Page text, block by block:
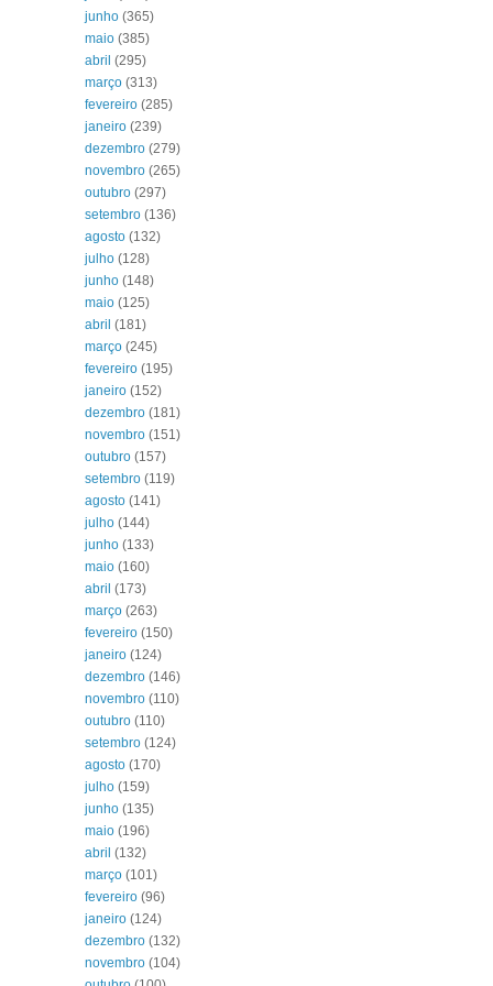
junho (365)
maio (385)
abril (295)
março (313)
fevereiro (285)
janeiro (239)
dezembro (279)
novembro (265)
outubro (297)
setembro (136)
agosto (132)
julho (128)
junho (148)
maio (125)
abril (181)
março (245)
fevereiro (195)
janeiro (152)
dezembro (181)
novembro (151)
outubro (157)
setembro (119)
agosto (141)
julho (144)
junho (133)
maio (160)
abril (173)
março (263)
fevereiro (150)
janeiro (124)
dezembro (146)
novembro (110)
outubro (110)
setembro (124)
agosto (170)
julho (159)
junho (135)
maio (196)
abril (132)
março (101)
fevereiro (96)
janeiro (124)
dezembro (132)
novembro (104)